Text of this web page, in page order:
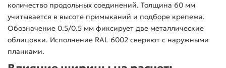
количество продольных соединений. Толщина 60 мм
учитывается в высоте примыканий и подборе крепежа.
Обозначение 0.5/0.5 мм фиксирует две металлические
облицовки. Исполнение RAL 6002 сверяют с наружными
планками.